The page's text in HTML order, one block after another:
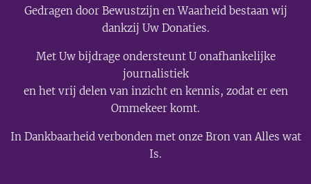
Gedragen door Bewustzijn en Waarheid bestaan wij
dankzij Uw Donaties.
Met Uw bijdrage ondersteunt U onafhankelijke
journalistiek
en het vrij delen van inzicht en kennis, zodat er een
Ommekeer komt.
In Dankbaarheid verbonden met onze Bron van Alles wat
Is.